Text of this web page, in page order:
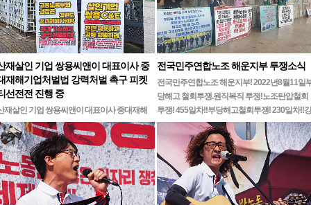
재살인 기업 쌍용씨앤이 대표이사 중
재해기업처벌법 강력처벌 촉구 피켓
선전전 진행 중
재살인 기업 쌍용씨앤이 대표이사 중대재해
업처벌법 강력처벌 촉구민주노총 강원지역본
무기한 피켓시위 14일차고용노동부 강원지
앞 1인시위 진…
전국민주연합노조 해운지부 투쟁소식
전국민주연합노조 해운지부! 2022년8월11일
당해고 철회투쟁.원직복직 투쟁!노조탄압철회
투쟁! 455일차!!부당해고철회투쟁! 230일차!!강
릉ㆍ…